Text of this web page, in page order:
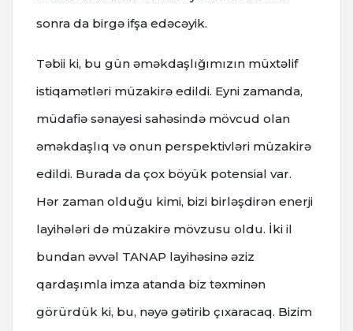
sonra da birgə ifşa edəcəyik.
Təbii ki, bu gün əməkdaşlığımızın müxtəlif
istiqamətləri müzakirə edildi. Eyni zamanda,
müdafiə sənayesi sahəsində mövcud olan
əməkdaşlıq və onun perspektivləri müzakirə
edildi. Burada da çox böyük potensial var.
Hər zaman olduğu kimi, bizi birləşdirən enerji
layihələri də müzakirə mövzusu oldu. İki il
bundan əvvəl TANAP layihəsinə əziz
qardaşımla imza atanda biz təxminən
görürdük ki, bu, nəyə gətirib çıxaracaq. Bizim